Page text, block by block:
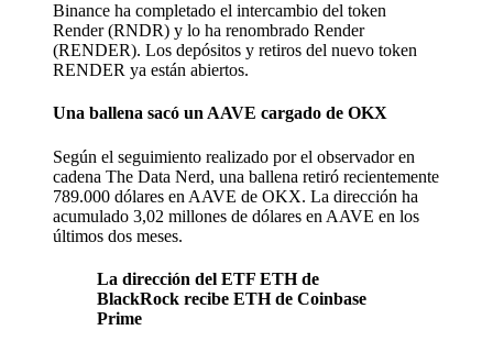
Binance ha completado el intercambio del token
Render (RNDR) y lo ha renombrado Render
(RENDER). Los depósitos y retiros del nuevo token
RENDER ya están abiertos.
Una ballena sacó un AAVE cargado de OKX
Según el seguimiento realizado por el observador en
cadena The Data Nerd, una ballena retiró recientemente
789.000 dólares en AAVE de OKX. La dirección ha
acumulado 3,02 millones de dólares en AAVE en los
últimos dos meses.
La dirección del ETF ETH de
BlackRock recibe ETH de Coinbase
Prime